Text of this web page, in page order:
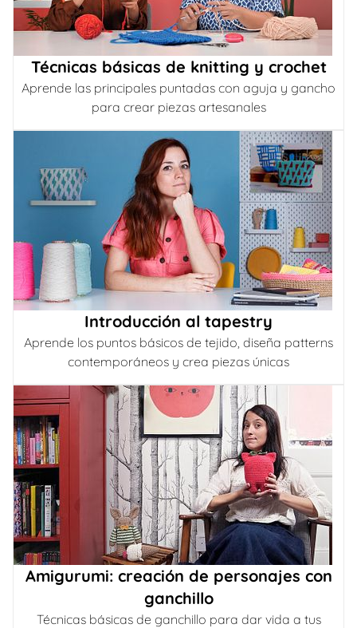
Técnicas básicas de knitting y crochet
Aprende las principales puntadas con aguja y gancho
para crear piezas artesanales
Introducción al tapestry
Aprende los puntos básicos de tejido, diseña patterns
contemporáneos y crea piezas únicas
Amigurumi: creación de personajes con
ganchillo
Técnicas básicas de ganchillo para dar vida a tus